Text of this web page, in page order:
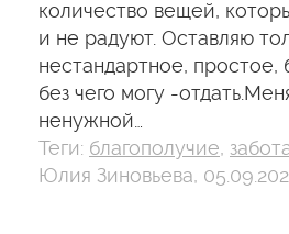
количество вещей,
и не радуют. Оставляю
нестандартное, простое,
без чего могу -
ненужной…
Теги: благополучие,
Юлия Зиновьева,